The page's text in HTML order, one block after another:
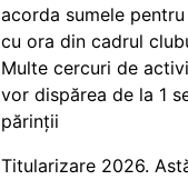
acorda sumele
cu ora din cadrul
Multe cercuri de
vor dispărea de la 1
părinții
Titularizare 2026.